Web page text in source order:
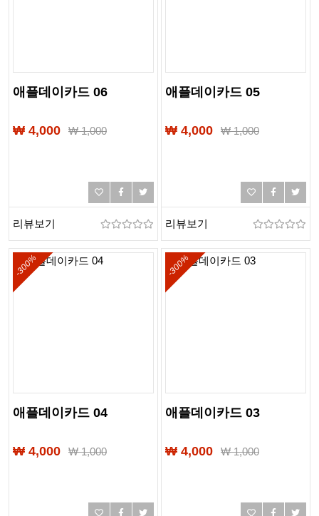
애플데이카드 06
₩ 4,000 ₩1,000
리뷰보기
애플데이카드 05
₩ 4,000 ₩1,000
리뷰보기
-300%
애플데이카드 04
₩ 4,000 ₩1,000
-300%
애플데이카드 03
₩ 4,000 ₩1,000